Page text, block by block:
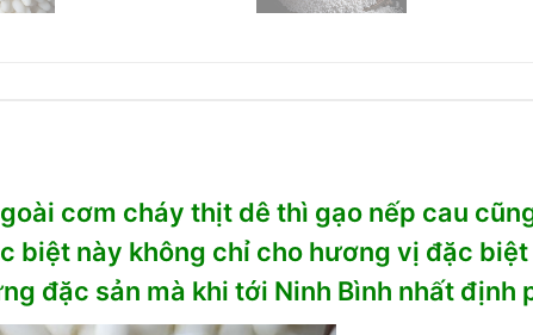
cơm cháy thịt dê thì gạo nếp cau
biệt này không chỉ cho hương vị đặc
đặc sản mà khi tới Ninh Bình nhất định